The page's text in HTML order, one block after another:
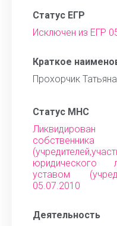
Статус ЕГР
Исключен из ЕГР
Краткое
Прохорчик
Статус МНС
юридического
уставом
05.07.2010
Деятельность